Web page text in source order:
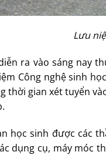
Lưu
ra vào sáng nay
Công nghệ sinh
thời gian xét tuyển
học sinh được các
dụng cụ, máy móc